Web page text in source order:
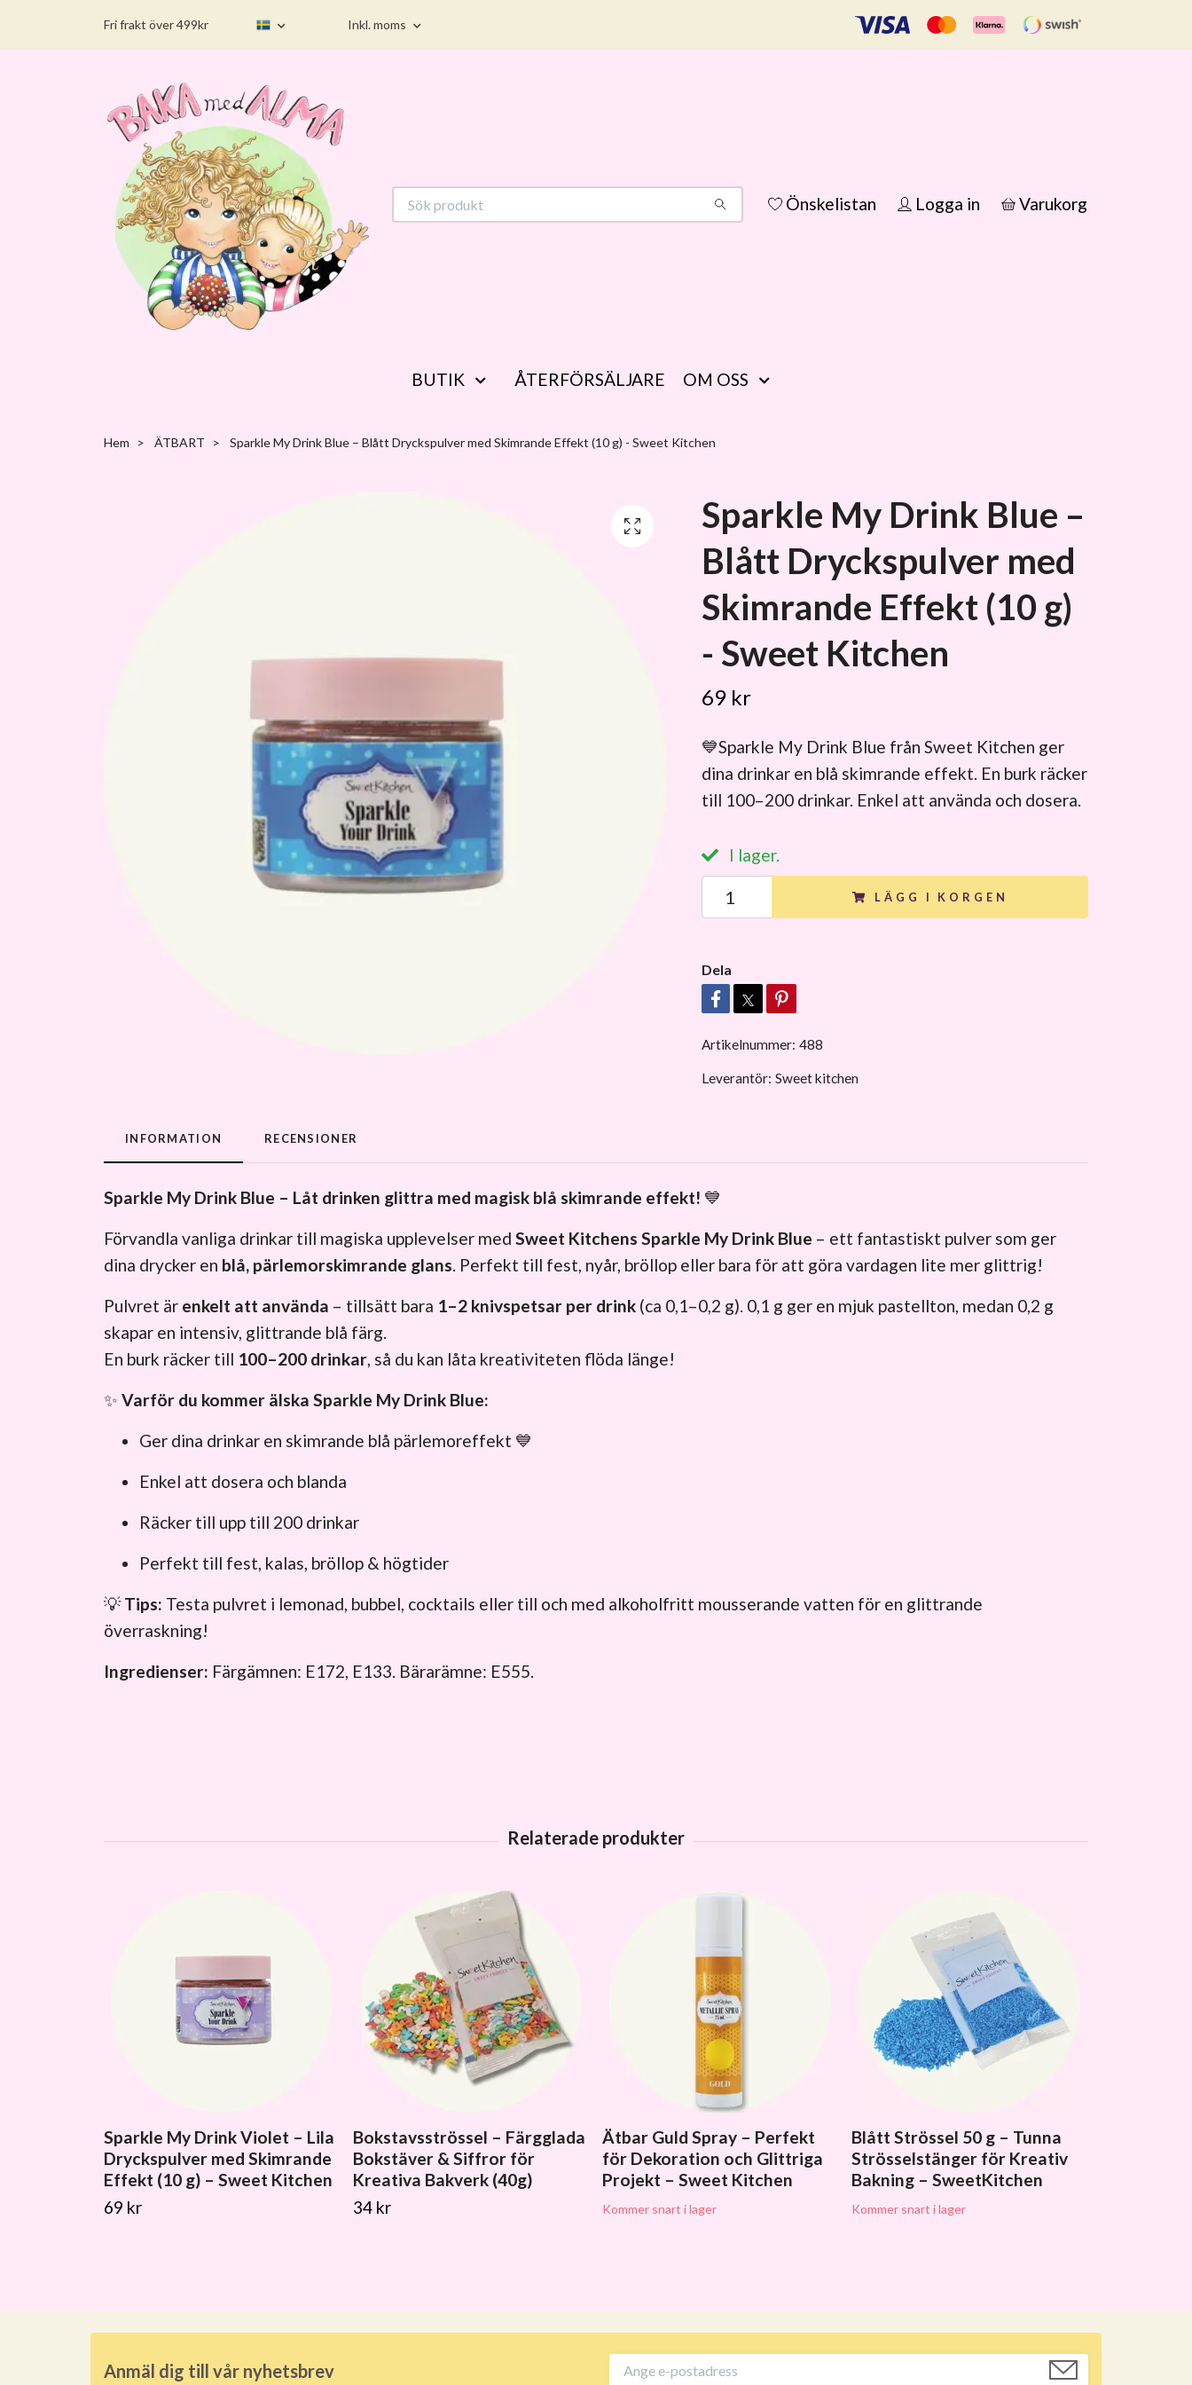
Fri frakt över 499kr Inkl. moms
Önskelistan Logga in Varukorg
BUTIK ÅTERFÖRSÄLJARE OM OSS
Hem ÄTBART Sparkle My Drink Blue – Blått Dryckspulver med Skimrande Effekt (10 g) - Sweet Kitchen
Sparkle My Drink Blue –
Blått Dryckspulver med
Skimrande Effekt (10 g)
- Sweet Kitchen
69 kr
💙Sparkle My Drink Blue från Sweet Kitchen ger
dina drinkar en blå skimrande effekt. En burk räcker
till 100–200 drinkar. Enkel att använda och dosera.
I lager.
LÄGG I KORGEN
Dela
Artikelnummer: 488
Leverantör: Sweet kitchen
INFORMATION RECENSIONER
Sparkle My Drink Blue – Låt drinken glittra med magisk blå skimrande effekt! 💙
Förvandla vanliga drinkar till magiska upplevelser med Sweet Kitchens Sparkle My Drink Blue – ett fantastiskt pulver som ger
dina drycker en blå, pärlemorskimrande glans. Perfekt till fest, nyår, bröllop eller bara för att göra vardagen lite mer glittrig!
Pulvret är enkelt att använda – tillsätt bara 1–2 knivspetsar per drink (ca 0,1–0,2 g). 0,1 g ger en mjuk pastellton, medan 0,2 g
skapar en intensiv, glittrande blå färg.
En burk räcker till 100–200 drinkar, så du kan låta kreativiteten flöda länge!
✨ Varför du kommer älska Sparkle My Drink Blue:
Ger dina drinkar en skimrande blå pärlemoreffekt 💙
Enkel att dosera och blanda
Räcker till upp till 200 drinkar
Perfekt till fest, kalas, bröllop & högtider
💡Tips: Testa pulvret i lemonad, bubbel, cocktails eller till och med alkoholfritt mousserande vatten för en glittrande
överraskning!
Ingredienser: Färgämnen: E172, E133. Bärarämne: E555.
Sparkle My Drink Violet – Lila
Dryckspulver med Skimrande
Effekt (10 g) – Sweet Kitchen
69 kr
Bokstavsströssel – Färgglada
Bokstäver & Siffror för
Kreativa Bakverk (40g)
34 kr
Ätbar Guld Spray – Perfekt
för Dekoration och Glittriga
Projekt – Sweet Kitchen
Kommer snart i lager
Blått Strössel 50 g – Tunna
Strösselstänger för Kreativ
Bakning – SweetKitchen
Kommer snart i lager
Anmäl dig till vår nyhetsbrev